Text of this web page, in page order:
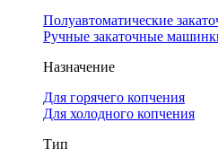
Полуавтоматические
Ручные закаточные
Назначение
Для горячего копчения
Для холодного копчения
Тип